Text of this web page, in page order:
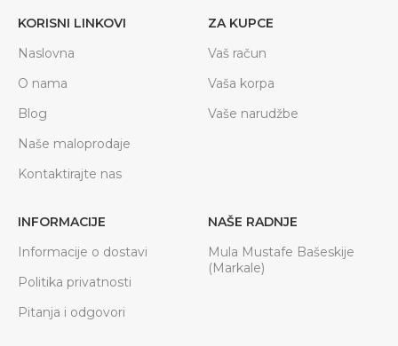
KORISNI LINKOVI
Naslovna
O nama
Blog
Naše maloprodaje
Kontaktirajte nas
ZA KUPCE
Vaš račun
Vaša korpa
Vaše narudžbe
INFORMACIJE
Informacije o dostavi
Politika privatnosti
Pitanja i odgovori
NAŠE RADNJE
Mula Mustafe Bašeskije
(Markale)